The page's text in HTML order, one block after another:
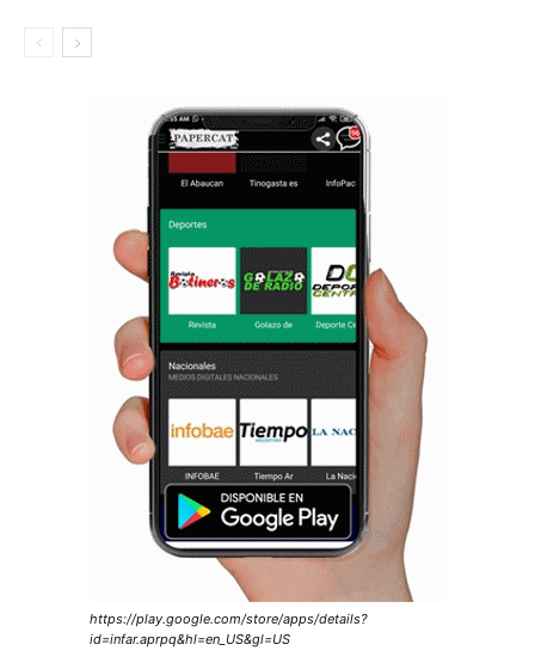
https://play.google.com/store/apps/details?
id=infar.aprpq&hl=en_US&gl=US